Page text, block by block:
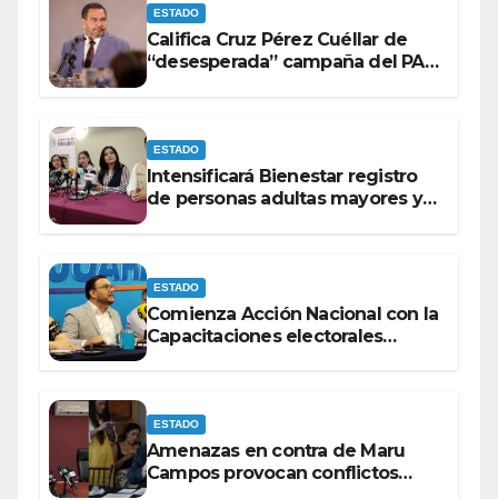
ESTADO
Califica Cruz Pérez Cuéllar de
“desesperada” campaña del PAN
ESTADO
Intensificará Bienestar registro
de personas adultas mayores y
ESTADO
Comienza Acción Nacional con la
Capacitaciones electorales
ESTADO
Amenazas en contra de Maru
Campos provocan conflictos